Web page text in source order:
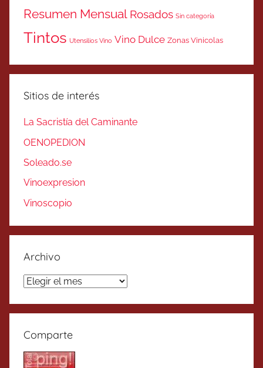
Resumen Mensual Rosados Sin categoría
Tintos Utensilios Vino Vino Dulce Zonas Vinicolas
Sitios de interés
La Sacristía del Caminante
OENOPEDION
Soleado.se
Vinoexpresion
Vinoscopio
Archivo
Archivo
Comparte